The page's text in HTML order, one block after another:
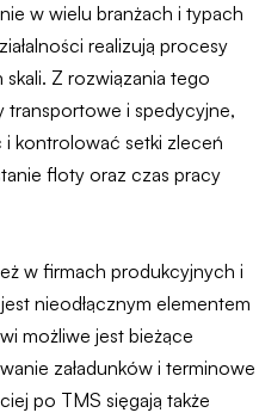
w wielu branżach i typach
realizują procesy
Z rozwiązania tego
transportowe i spedycyjne,
kontrolować setki zleceń
floty oraz czas pracy
w firmach produkcyjnych i
nieodłącznym elementem
możliwe jest bieżące
załadunków i terminowe
po TMS sięgają także